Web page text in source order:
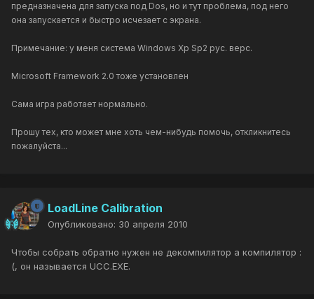
предназначена для запуска под Dos, но и тут проблема, под него
она запускается и быстро исчезает с экрана.
Примечание: у меня система Windows Xp Sp2 рус. верс.
Microsoft Framework 2.0 тоже установлен
Сама игра работает нормально.
Прошу тех, кто может мне хоть чем-нибудь помочь, откликнитесь
пожалуйста...
LoadLine Calibration
Опубликовано: 30 апреля 2010
Чтобы собрать обратно нужен не декомпилятор а компилятор :
(, он называется UCC.EXE.